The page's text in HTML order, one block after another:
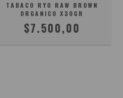
TABACO RYO RAW BROWN
ORGANICO X30GR
$7.500,00